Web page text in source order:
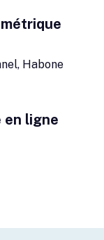
Habone
en ligne